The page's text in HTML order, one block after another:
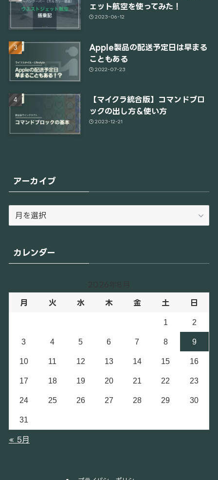
ェット航空を使ってみた！
2023-06-12
Apple製品の配送予定日は早まる
こともある
2022-07-23
【マイクラ統合版】コマンドブロ
ックの出し方＆使い方
2023-12-21
アーカイブ
ー
ブ
カレンダー
月 火 水 木 金 土 日
1 2
3 4 5 6 7 8 9
10 11 12 13 14 15 16
17 18 19 20 21 22 23
24 25 26 27 28 29 30
31
« 5月